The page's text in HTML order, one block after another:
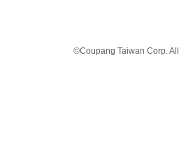
©Coupang Taiwan Corp.